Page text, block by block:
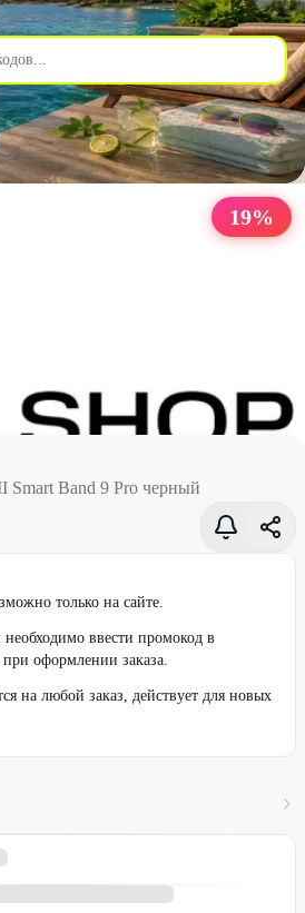
19%
Smart Band 9 Pro черный со скидкой
Smart Band 9 Pro черный
только на сайте.
ввести промокод в
оформлении заказа.
на любой заказ, действует для новых